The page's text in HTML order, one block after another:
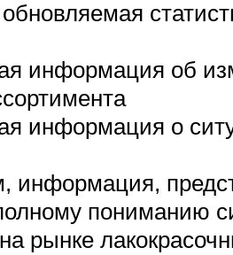
информация об
информация о
информация,
пониманию
рынке